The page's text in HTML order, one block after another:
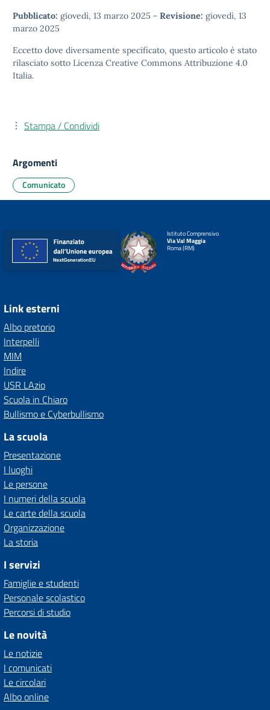
Pubblicato: giovedì, 13 marzo 2025 - Revisione: giovedì, 13
marzo 2025
Eccetto dove diversamente specificato, questo articolo è stato
rilasciato sotto Licenza Creative Commons Attribuzione 4.0
Italia.
Stampa / Condividi
Argomenti
Comunicato
Istituto Comprensivo
Via Val Maggia
Roma (RM)
Link esterni
Albo pretorio
Interpelli
MIM
Indire
USR LAzio
Scuola in Chiaro
Bullismo e Cyberbullismo
La scuola
Presentazione
I luoghi
Le persone
I numeri della scuola
Le carte della scuola
Organizzazione
La storia
I servizi
Famiglie e studenti
Personale scolastico
Percorsi di studio
Le novità
Le notizie
I comunicati
Le circolari
Albo online